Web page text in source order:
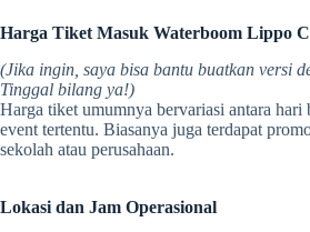
Harga Tiket Masuk Waterboom Lippo
(Jika ingin, saya bisa bantu buatkan versi
Tinggal bilang ya!)
Harga tiket umumnya bervariasi antara hari
event tertentu. Biasanya juga terdapat
sekolah atau perusahaan.
Lokasi dan Jam Operasional